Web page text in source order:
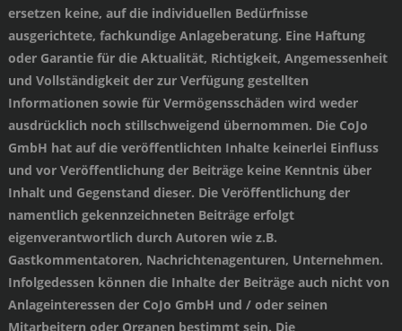
ersetzen keine, auf die individuellen Bedürfnisse
ausgerichtete, fachkundige Anlageberatung. Eine Haftung
oder Garantie für die Aktualität, Richtigkeit, Angemessenheit
und Vollständigkeit der zur Verfügung gestellten
Informationen sowie für Vermögensschäden wird weder
ausdrücklich noch stillschweigend übernommen. Die CoJo
GmbH hat auf die veröffentlichten Inhalte keinerlei Einfluss
und vor Veröffentlichung der Beiträge keine Kenntnis über
Inhalt und Gegenstand dieser. Die Veröffentlichung der
namentlich gekennzeichneten Beiträge erfolgt
eigenverantwortlich durch Autoren wie z.B.
Gastkommentatoren, Nachrichtenagenturen, Unternehmen.
Infolgedessen können die Inhalte der Beiträge auch nicht von
Anlageinteressen der CoJo GmbH und / oder seinen
Mitarbeitern oder Organen bestimmt sein. Die